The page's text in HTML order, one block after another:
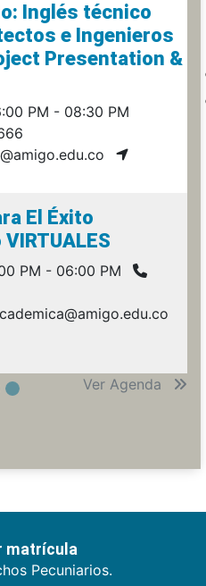
Inglés técnico
e Ingenieros
Presentation &
PM - 08:30 PM
El Éxito
PM - 06:00 PM
Ver Agenda
matrícula
Pecuniarios.